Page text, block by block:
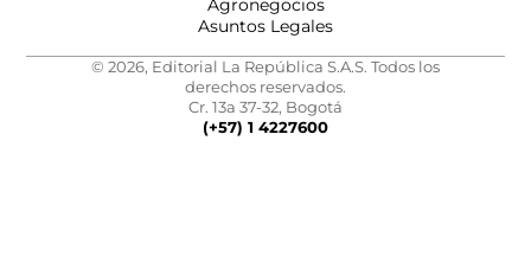
Agronegocios
Asuntos Legales
© 2026, Editorial La República S.A.S. Todos los
derechos reservados.
Cr. 13a 37-32, Bogotá
(+57) 1 4227600